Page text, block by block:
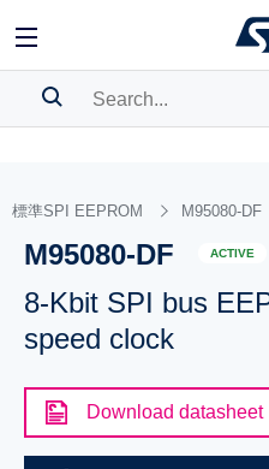
BOOKMARK
Pleaselog into show your
標準SPI EEPROM M95080-DF
M95080-DF ACTIVE
8-Kbit SPI bus
speed clock
Download datasheet